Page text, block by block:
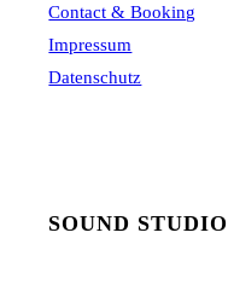
Contact & Booking
Impressum
Datenschutz
SOUND